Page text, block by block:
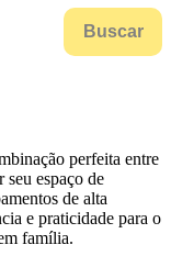
Buscar
perfeita entre
espaço de
de alta
e praticidade para o
família.